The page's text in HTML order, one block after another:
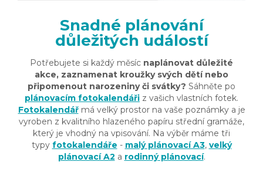
Snadné plánování
důležitých událostí
Potřebujete si každý měsíc naplánovat důležité
akce, zaznamenat kroužky svých dětí nebo
připomenout narozeniny či svátky? Sáhněte po
plánovacím fotokalendáři z vašich vlastních fotek.
Fotokalendářmá velký prostor na vaše poznámky a je
vyroben z kvalitního hlazeného papíru střední gramáže,
který je vhodný na vpisování. Na výběr máme tři
typy fotokalendáře - malý plánovací A3, velký
plánovací A2 a rodinný plánovací.